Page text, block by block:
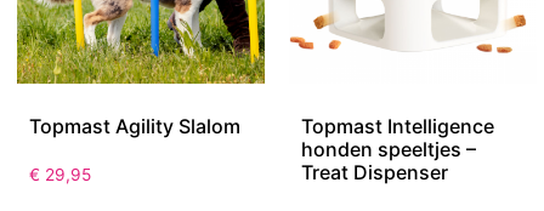
Topmast Agility Slalom
€ 29,95
Topmast Intelligence
honden speeltjes –
Treat Dispenser